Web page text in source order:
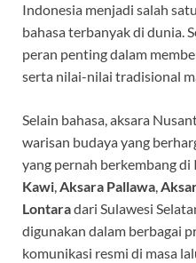
Indonesia menjadi salah
bahasa terbanyak di dunia.
peran penting dalam
serta nilai-nilai tradisional
Selain bahasa, aksara
warisan budaya yang
yang pernah berkembang
Kawi,Aksara Pallawa,
Lontaradari Sulawesi
digunakan dalam berbagai
komunikasi resmi di masa